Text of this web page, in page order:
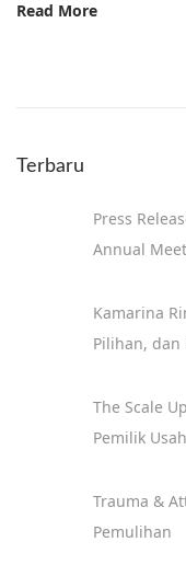
Read More
Terbaru
Press
Annual
Kamarina
Pilihan, dan
The Scale
Pemilik
Trauma &
Pemulihan